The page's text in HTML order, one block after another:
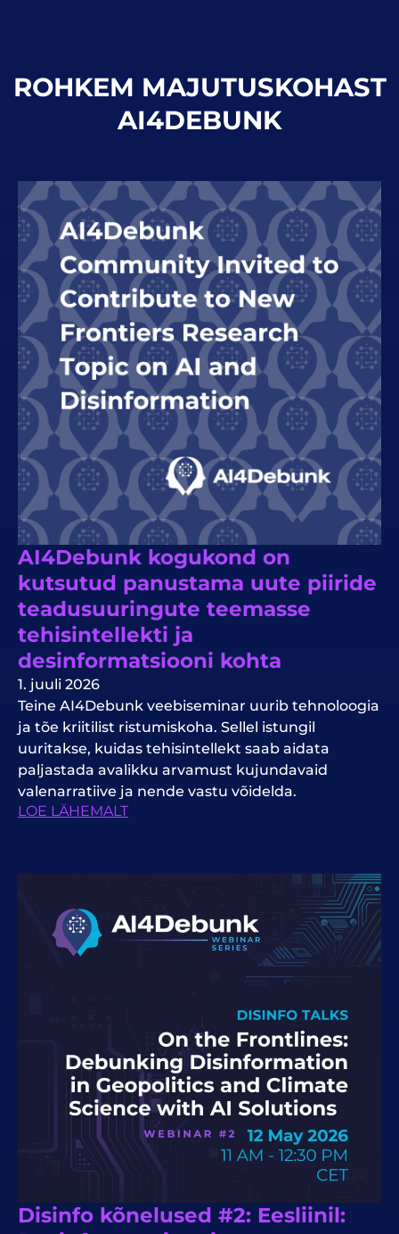
ROHKEM MAJUTUSKOHAST
AI4DEBUNK
AI4Debunk kogukond on
kutsutud panustama uute piiride
teadusuuringute teemasse
tehisintellekti ja
desinformatsiooni kohta
1. juuli 2026
Teine AI4Debunk veebiseminar uurib tehnoloogia
ja tõe kriitilist ristumiskoha. Sellel istungil
uuritakse, kuidas tehisintellekt saab aidata
paljastada avalikku arvamust kujundavaid
valenarratiive ja nende vastu võidelda.
LOE LÄHEMALT
Disinfo kõnelused #2: Eesliinil: